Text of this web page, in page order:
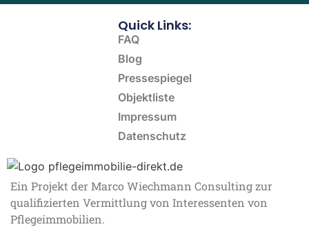
Ein Projekt der Marco Wiechmann Consulting zur
qualifizierten Vermittlung von Interessenten von
Pflegeimmobilien.
Quick Links:
FAQ
Blog
Pressespiegel
Objektliste
Impressum
Datenschutz